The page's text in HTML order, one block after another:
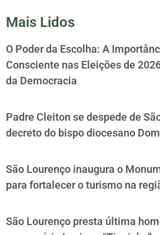
Mais Lidos
O Poder da Escolha: A
Consciente nas Eleições de
da Democracia
Padre Cleiton se despede de
decreto do bispo diocesano
São Lourenço inaugura o
para fortalecer o turismo na
São Lourenço presta última